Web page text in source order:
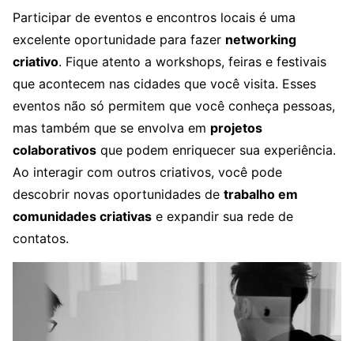
Participar de eventos e encontros locais é uma
excelente oportunidade para fazer networking
criativo. Fique atento a workshops, feiras e festivais
que acontecem nas cidades que você visita. Esses
eventos não só permitem que você conheça pessoas,
mas também que se envolva em projetos
colaborativos que podem enriquecer sua experiência.
Ao interagir com outros criativos, você pode
descobrir novas oportunidades de trabalho em
comunidades criativas e expandir sua rede de
contatos.